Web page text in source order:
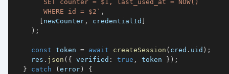
       WHERE id = $2
` ,
[ newCounter , credentialId ]
) ;
const token = await createSession ( cred . uid ) ;
    res
. json ( { verified : true , token } ) ;
}
catch (error)
{